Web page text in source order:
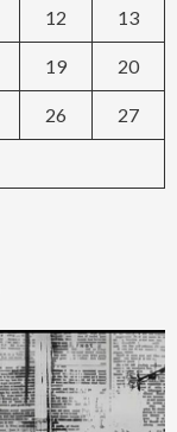
12 13
19 20
26 27